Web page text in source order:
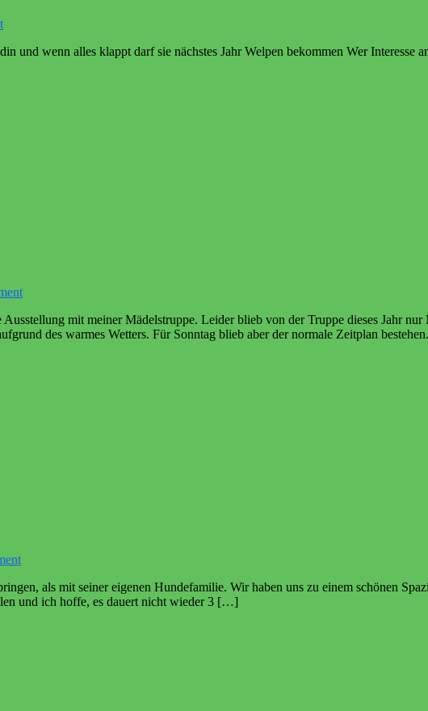
on
wenn alles klappt darf sie nächstes Jahr Welpen bekommen Wer Interesse
on
2026
mit meiner Mädelstruppe. Leider blieb von der Truppe dieses Jahr
des warmes Wetters. Für Sonntag blieb aber der normale Zeitplan
on
war
da
als mit seiner eigenen Hundefamilie. Wir haben uns zu einem schönen
und ich hoffe, es dauert nicht wieder 3 […]